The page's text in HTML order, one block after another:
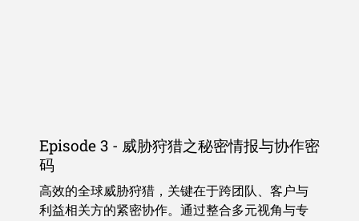
Episode 3 - 威胁狩猎之秘密情报与协作密
码
高效的全球威胁狩猎，关键在于跨团队、客户与
利益相关方的紧密协作。通过整合多元视角与专